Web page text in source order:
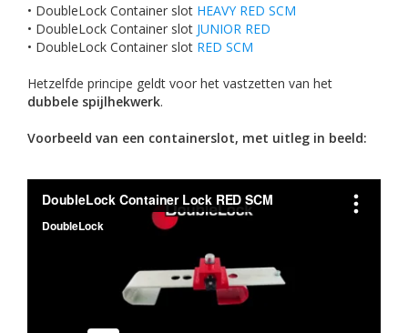
• DoubleLock Container slot HEAVY RED SCM
• DoubleLock Container slot JUNIOR RED
• DoubleLock Container slot RED SCM
Hetzelfde principe geldt voor het vastzetten van het
dubbele spijlhekwerk.
Voorbeeld van een containerslot, met uitleg in beeld: